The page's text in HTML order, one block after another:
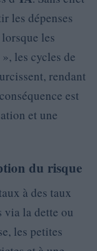
les dépenses
les
les cycles de
rendant
est
et une
du risque
à des taux
via la dette ou
les petites